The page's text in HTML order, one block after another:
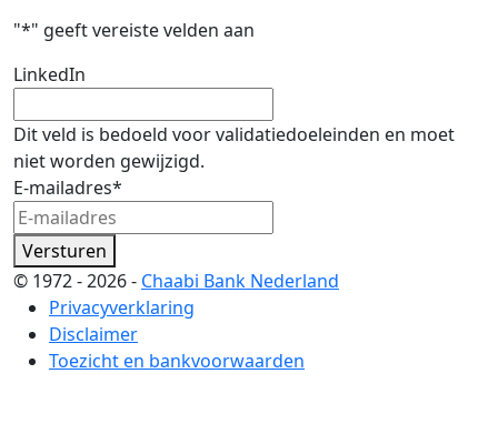
"*" geeft vereiste velden aan
LinkedIn
Dit veld is bedoeld voor validatiedoeleinden en moet
niet worden gewijzigd.
E-mailadres*
Versturen
© 1972 - 2026 - Chaabi Bank Nederland
Privacyverklaring
Disclaimer
Toezicht en bankvoorwaarden